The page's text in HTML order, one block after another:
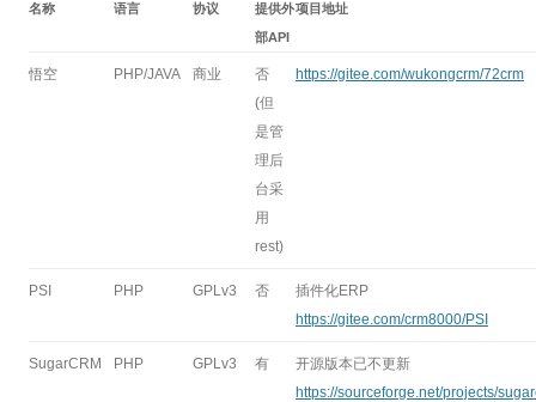
名称 语言 协议
提供外
部API
项目地址
悟空 PHP/JAVA 商业
否
(但
是管
理后
台采
用
rest)
https://gitee.com/wukongcrm/72crm
PSI PHP GPLv3 否
插件化ERP
https://gitee.com/crm8000/PSI
SugarCRM PHP GPLv3 有
开源版本已不更新
https://sourceforge.net/projects/